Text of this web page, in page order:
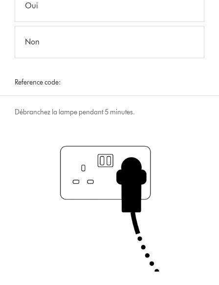
Oui
Non
Reference code:
Débranchez la lampe pendant 5 minutes.